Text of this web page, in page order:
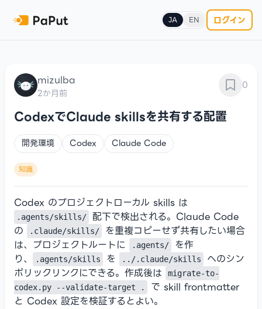
JA EN ログイン
mizulba
2か月前
0
CodexでClaude skillsを共有する配置
開発環境 Codex Claude Code
知識
Codex のプロジェクトローカル skills は
.agents/skills/
配下で検出される。Claude Code
の
.claude/skills/
を重複コピーせず共有したい場合
は、プロジェクトルートに
.agents/
を作
り、
.agents/skills を ../.claude/skills
へのシン
ボリックリンクにできる。作成後は
migrate-to-
codex.py --validate-target .
で skill frontmatter
と Codex 設定を検証するとよい。